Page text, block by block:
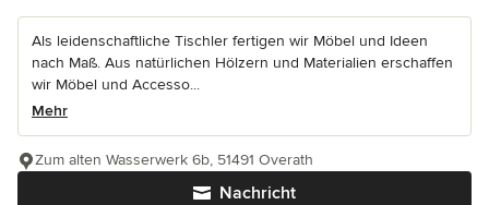
Als leidenschaftliche Tischler fertigen wir Möbel und Ideen
nach Maß. Aus natürlichen Hölzern und Materialien erschaffen
wir Möbel und Accesso...
Mehr
Nachricht
Zum alten Wasserwerk 6b, 51491 Overath